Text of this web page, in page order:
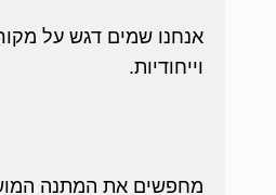
אנחנו שמים דגש על
וייחודיות.
מחפשים את המתנה